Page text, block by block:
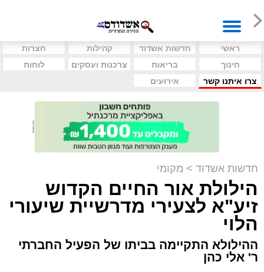
ראשי חדשות אשדוד קהילות
חצרות
חינוך
בריאות צרכנות ועסקים
לוחות
צרו איתנו קשר
אירועים
חדשות אשדוד > מקומי
הילולת אור החיים הקדוש
זיע"א לצעירי מדרשיית שיעורי
הלוי
ההילולא התקיימה בביתו של הפעיל החברתי
ר' אלי כהן